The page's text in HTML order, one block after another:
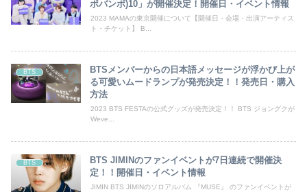
ポバンポ)10」が開催決定！開催日・イベント情報
2023 MAMAの東京開催について【開催日・会場・出演アーティス
ト・チケット】 B...
BTS
BTSメンバーからの日本語メッセージが浮かび上が
る可愛いムードランプが発売決定！！発売日・購入
方法
2023 BTS FESTAの公式グッズが発売決定！！ BTS ジョングクが
Weve...
BTS
BTS JIMINのファンイベントが7日連続で開催決
定！！開催日・イベント情報
JIMIN BTS JIMINのソロアルバム 『MUSE』 のファンイベントが